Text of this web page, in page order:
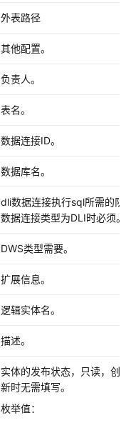
外表路径
其他配置。
负责人。
表名。
数据连接ID。
数据库名。
dli数据连接执行sql所需的队
数据连接类型为DLI时必须。
DWS类型需要。
扩展信息。
逻辑实体名。
描述。
实体的发布状态，只读，创
新时无需填写。
枚举值：